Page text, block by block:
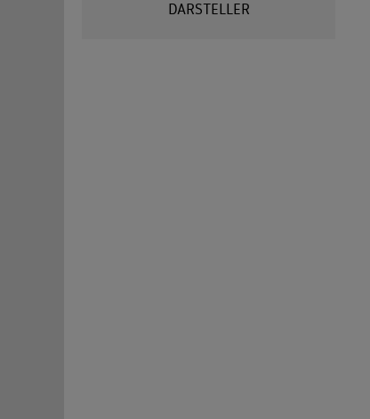
DARSTELLER